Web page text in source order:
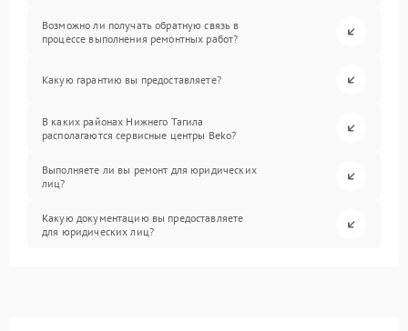
Возможно ли получать обратную связь в
процессе выполнения ремонтных работ?
Какую гарантию вы предоставляете?
В каких районах Нижнего Тагила
располагаются сервисные центры Beko?
Выполняете ли вы ремонт для юридических
лиц?
Какую документацию вы предоставляете
для юридических лиц?